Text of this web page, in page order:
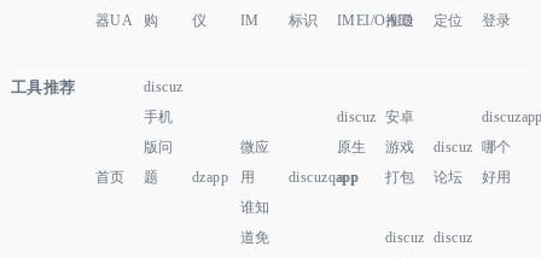
器UA
购
仪
IM
标识
IMEI/OAID
推送
定位
登录
工具推荐
首页
discuz
手机
版问
题
dzapp
微应
用
discuzqapp
discuz
原生
app
安卓
游戏
打包
discuz
论坛
哪个
好用
谁知
道免
discuz discuz